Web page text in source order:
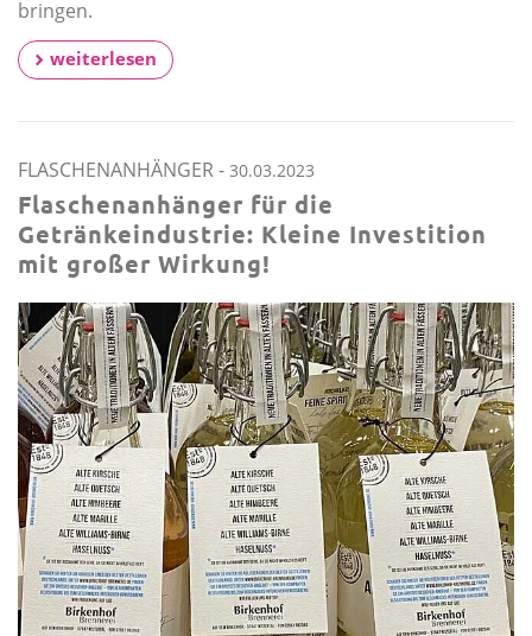
bringen.
weiterlesen
FLASCHENANHÄNGER- 30.03.2023
Flaschenanhänger für die
Getränkeindustrie: Kleine Investition
mit großer Wirkung!